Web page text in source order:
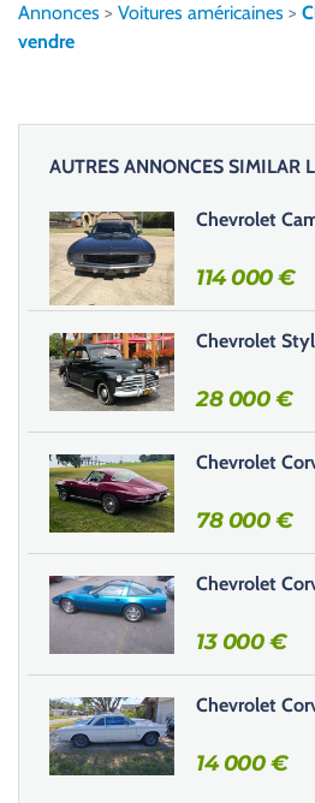
e
s
e
r
c
e
c
h
a
m
p
v
i
d
e
.
Annonces > Voitures américaines >
vendre
AUTRES ANNONCES SIMILAR
Chevrolet
114 000€
Chevrolet
28 000€
Chevrolet
78 000€
Chevrolet
13 000€
Chevrolet
14 000€